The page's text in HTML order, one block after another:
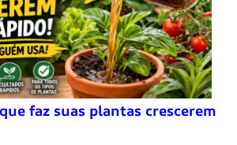
que faz suas plantas crescerem